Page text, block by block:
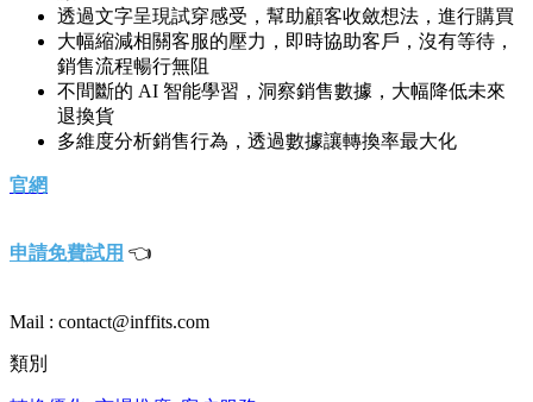
透過文字呈現試穿感受，幫助顧客收斂想法，進行購買
大幅縮減相關客服的壓力，即時協助客戶，沒有等待，
銷售流程暢行無阻
不間斷的 AI 智能學習，洞察銷售數據，大幅降低未來
退換貨
多維度分析銷售行為，透過數據讓轉換率最大化
官網
申請免費試用 👈
Mail : contact@inffits.com
類別